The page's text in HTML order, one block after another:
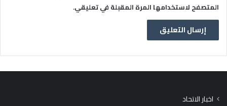
المتصفح لاستخدامها المرة المقبلة في تعليقي.
اخبار الاتحاد